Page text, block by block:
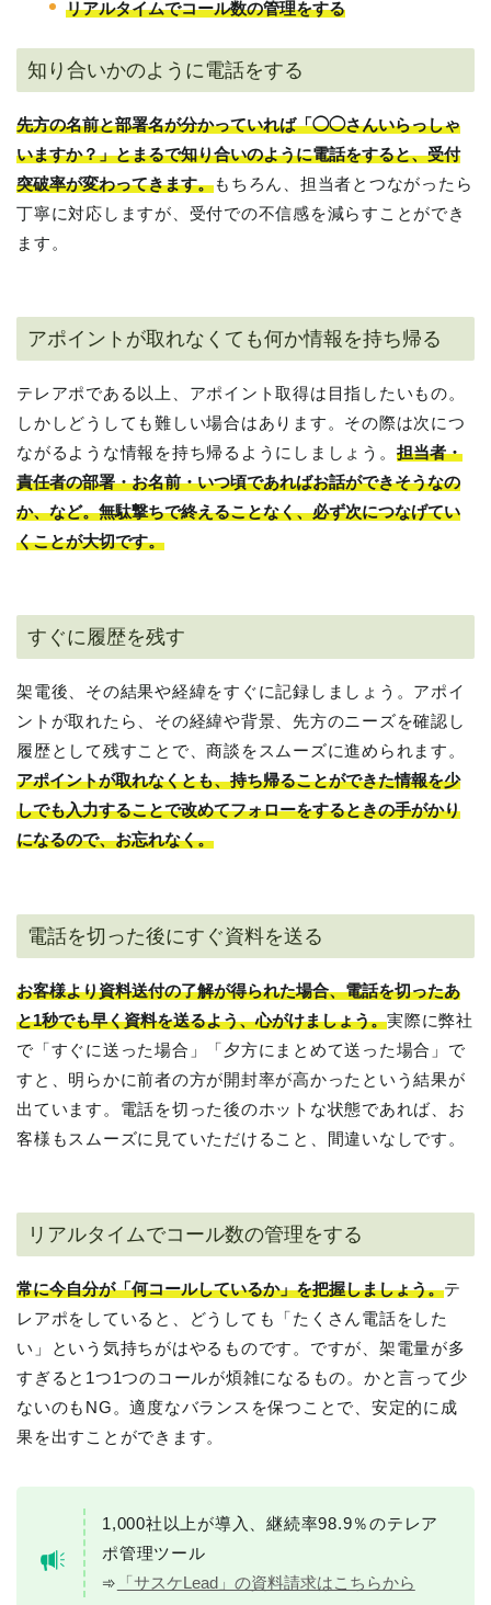
リアルタイムでコール数の管理をする
知り合いかのように電話をする
先方の名前と部署名が分かっていれば「◯◯さんいらっしゃ
いますか？」とまるで知り合いのように電話をすると、受付
突破率が変わってきます。もちろん、担当者とつながったら
丁寧に対応しますが、受付での不信感を減らすことができ
ます。
アポイントが取れなくても何か情報を持ち帰る
テレアポである以上、アポイント取得は目指したいもの。
しかしどうしても難しい場合はあります。その際は次につ
ながるような情報を持ち帰るようにしましょう。 担当者・
責任者の部署・お名前・いつ頃であればお話ができそうなの
か、など。無駄撃ちで終えることなく、必ず次につなげてい
くことが大切です。
すぐに履歴を残す
架電後、その結果や経緯をすぐに記録しましょう。アポイ
ントが取れたら、その経緯や背景、先方のニーズを確認し
履歴として残すことで、商談をスムーズに進められます。
アポイントが取れなくとも、持ち帰ることができた情報を少
しでも入力することで改めてフォローをするときの手がかり
になるので、お忘れなく。
電話を切った後にすぐ資料を送る
お客様より資料送付の了解が得られた場合、電話を切ったあ
と1秒でも早く資料を送るよう、心がけましょう。実際に弊社
で「すぐに送った場合」「夕方にまとめて送った場合」で
すと、明らかに前者の方が開封率が高かったという結果が
出ています。電話を切った後のホットな状態であれば、お
客様もスムーズに見ていただけること、間違いなしです。
リアルタイムでコール数の管理をする
常に今自分が「何コールしているか」を把握しましょう。テ
レアポをしていると、どうしても「たくさん電話をした
い」という気持ちがはやるものです。ですが、架電量が多
すぎると1つ1つのコールが煩雑になるもの。かと言って少
ないのもNG。適度なバランスを保つことで、安定的に成
果を出すことができます。
1,000社以上が導入、継続率98.9％のテレア
ポ管理ツール
➾
「サスケLead」の資料請求はこちらから